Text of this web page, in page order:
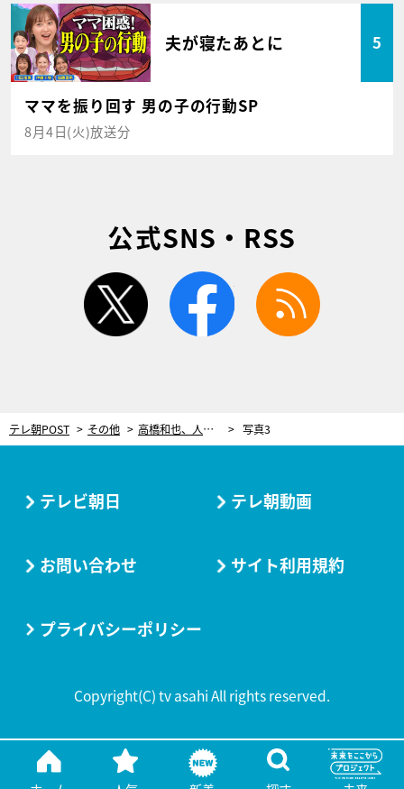
夫が寝たあとに 5
ママを振り回す 男の子の行動SP
8月4日(火)放送分
公式SNS・RSS
twitter facebook
テレ朝POST その他 高橋和也、人気絶頂時にジャニーズ事務所を退所。渡米、長男誕生…24歳のときが「ものすごいターニングポイント」 写真3
テレビ朝日 テレ朝動画
お問い合わせ サイト利用規約
プライバシーポリシー
Copyright(C) tv asahi All rights reserved.